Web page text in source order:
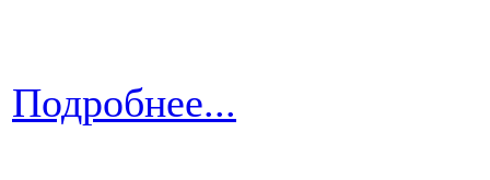
Подробнее...